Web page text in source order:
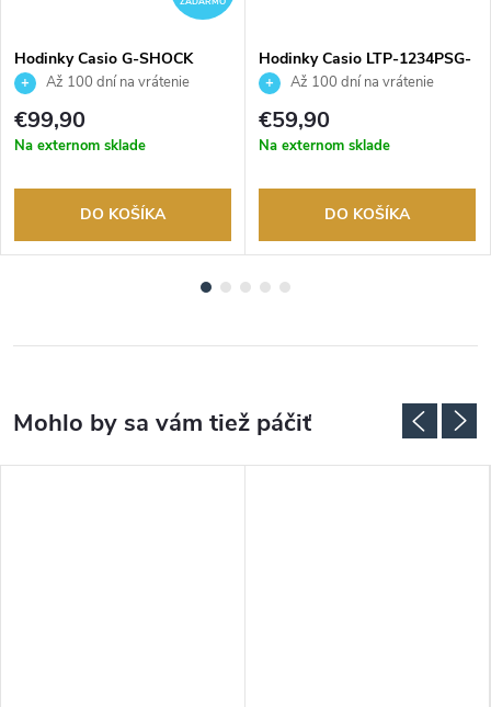
Hodinky Casio G-SHOCK
GMA-P2100M-4AER
Až 100 dní na vrátenie
tovaru. Autorizovaný predajca.
€99,90
Na externom sklade
DO KOŠÍKA
Hodinky Casio LTP-1234PSG-
7AEGAž 100 dní na vrátenie
tovaru. Autorizovaný predajca.
€59,90
Na externom sklade
DO KOŠÍKA